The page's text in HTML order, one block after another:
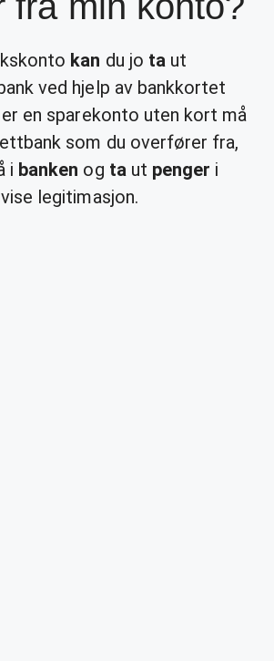
kan du jo taut
ved hjelp av bankkortet
en sparekonto uten kort må
som du overfører fra,
i banken og taut penger i
legitimasjon.